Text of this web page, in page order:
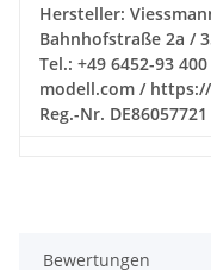
Hersteller:
Bahnhofstraße 2a /
Tel.: +49 6452-93
modell.com / https://
Reg.-Nr. DE86057721
Bewertungen